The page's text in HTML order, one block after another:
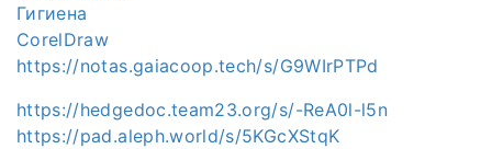
Гигиена
CorelDraw
https://notas.gaiacoop.tech/s/G9WIrPTPd
https://hedgedoc.team23.org/s/-ReA0l-l5n
https://pad.aleph.world/s/5KGcXStqK